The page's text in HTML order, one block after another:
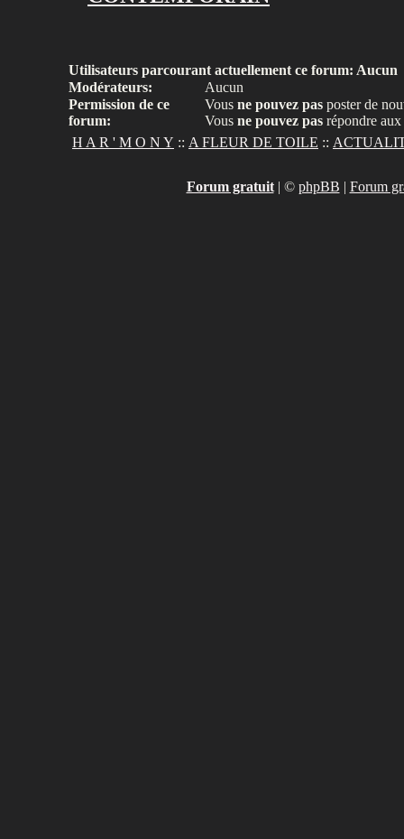
Utilisateurs parcourant actuellement ce forum: Aucun
Modérateurs:
Aucun
Permission de ce
forum:
Vous ne pouvez pas poster de
Vous ne pouvez pas répondre
H A R ' M O N Y :: A FLEUR DE TOILE ::
Forum gratuit| © phpBB | Forum